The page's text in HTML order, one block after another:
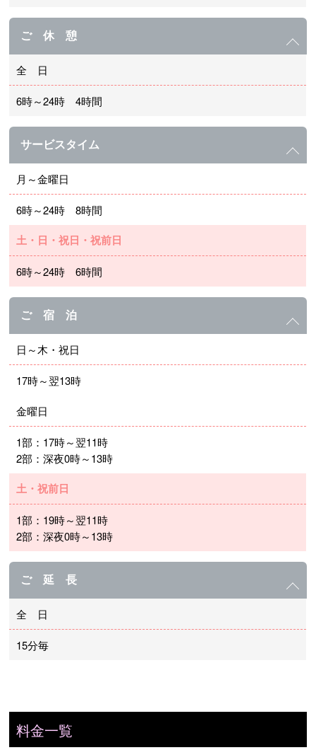
ご 休 憩
全 日
6時～24時 4時間
サービスタイム
月～金曜日
6時～24時 8時間
土・日・祝日・祝前日
6時～24時 6時間
ご 宿 泊
日～木・祝日
17時～翌13時
金曜日
1部：17時～翌11時
2部：深夜0時～13時
土・祝前日
1部：19時～翌11時
2部：深夜0時～13時
ご 延 長
全 日
15分毎
料金一覧